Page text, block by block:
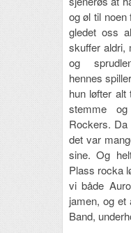
og øl til
gledet oss
skuffer aldri,
og
hennes
hun løfter
stemme
Rockers.
det var
sine. Og
Plass rocka
vi både
jamen, og
Band,